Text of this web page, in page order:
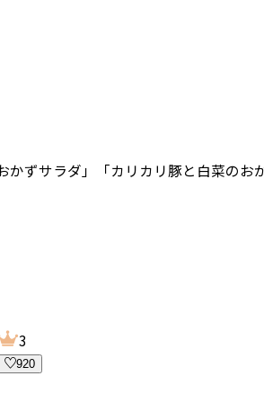
ずサラダ」「カリカリ豚と白菜のお
3
920